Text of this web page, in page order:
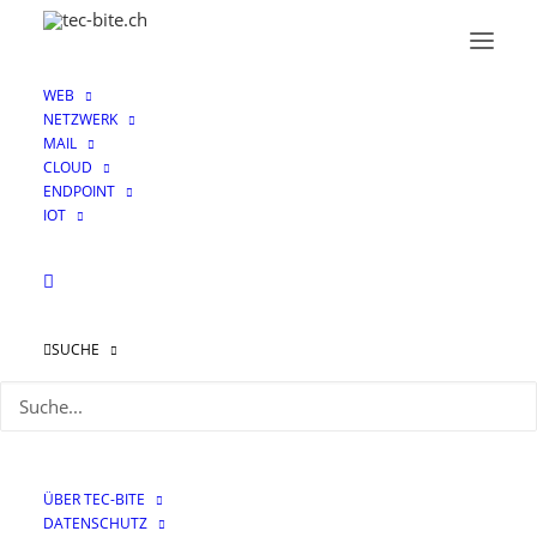
WEB
NETZWERK
MAIL
CLOUD
ENDPOINT
IOT
SUCHE
ÜBER TEC-BITE
DATENSCHUTZ
Zero Trust Remote
Teil 1